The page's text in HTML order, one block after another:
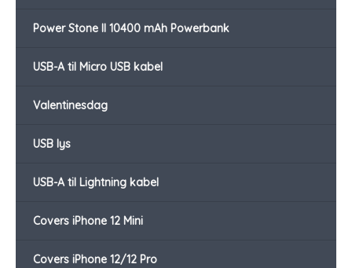
Power Stone II 10400 mAh Powerbank
USB-A til Micro USB kabel
Valentinesdag
USB lys
USB-A til Lightning kabel
Covers iPhone 12 Mini
Covers iPhone 12/12 Pro